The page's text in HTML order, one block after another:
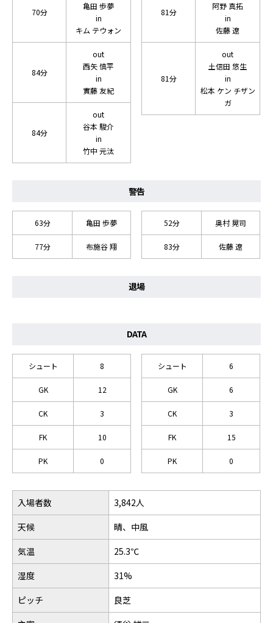
70分
亀田 歩夢
in
キム テウォン
84分
out
西矢 慎平
in
實藤 友紀
84分
out
谷本 駿介
in
竹中 元汰
81分
阿野 真拓
in
佐藤 遼
81分
out
土信田 悠生
in
松本 ケン チザン
ガ
警告
63分 亀田 歩夢
77分 布施谷 翔
52分 奥村 晃司
83分 佐藤 遼
退場
DATA
シュート 8
GK 12
CK 3
FK 10
PK 0
シュート 6
GK 6
CK 3
FK 15
PK 0
入場者数
3,842人
天候
晴、中風
気温
25.3℃
湿度
31%
ピッチ
良芝